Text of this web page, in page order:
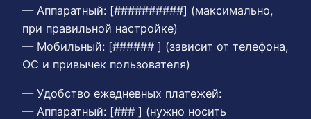
— Аппаратный: [##########] (максимально,
при правильной настройке)
— Мобильный: [###### ] (зависит от телефона,
ОС и привычек пользователя)
— Удобство ежедневных платежей:
— Аппаратный: [### ] (нужно носить